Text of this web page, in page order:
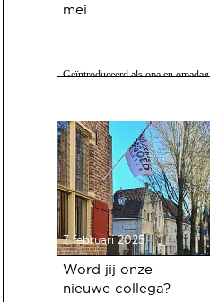
mei
Geïntroduceerd als opa en omadag
7 februari 2025
Word jij onze
nieuwe collega?